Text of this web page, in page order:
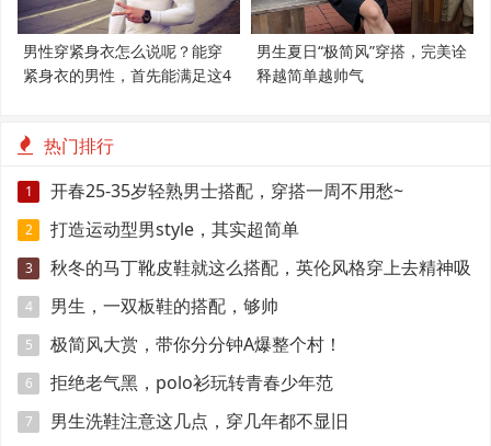
男性穿紧身衣怎么说呢？能穿
紧身衣的男性，首先能满足这4
男生夏日“极简风”穿搭，完美诠
释越简单越帅气
热门排行
1 开春25-35岁轻熟男士搭配，穿搭一周不用愁~
2 打造运动型男style，其实超简单
3
秋冬的马丁靴皮鞋就这么搭配，英伦风格穿上去精神吸
引眼球
4 男生，一双板鞋的搭配，够帅
5 极简风大赏，带你分分钟A爆整个村！
6 拒绝老气黑，polo衫玩转青春少年范
7 男生洗鞋注意这几点，穿几年都不显旧